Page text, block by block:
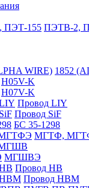
ПЭТВ-2,
1852
H05V-K
H07V-K
Провод LIY
Провод SiF
БС 35-1298
МГТФ,
МГШВЭ
Провод НВ
Провод НВМ